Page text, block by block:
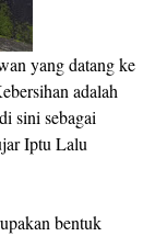
yang datang ke
adalah
sini sebagai
Iptu Lalu
bentuk